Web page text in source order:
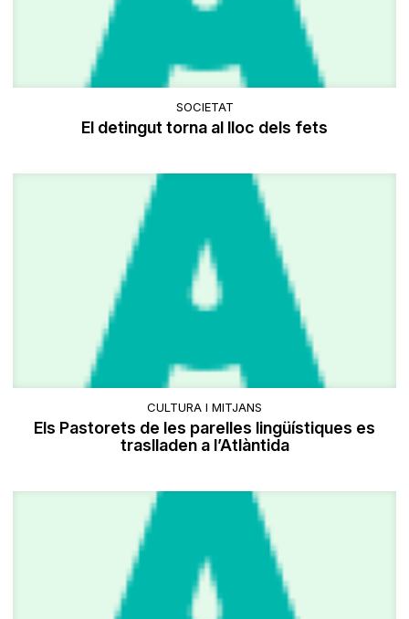
SOCIETAT
El detingut torna al lloc dels fets
CULTURA I MITJANS
Els Pastorets de les parelles lingüístiques es
traslladen a l’Atlàntida